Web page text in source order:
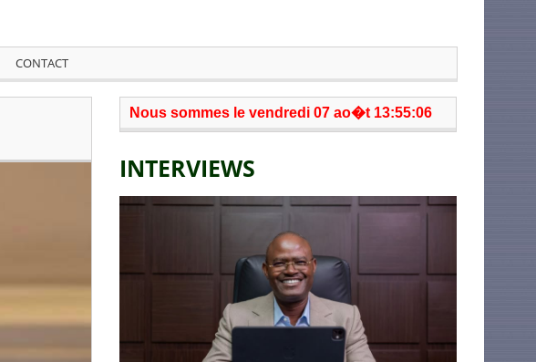
CONTACT
Nous sommes le vendredi 07 ao�t 13:55:06
INTERVIEWS